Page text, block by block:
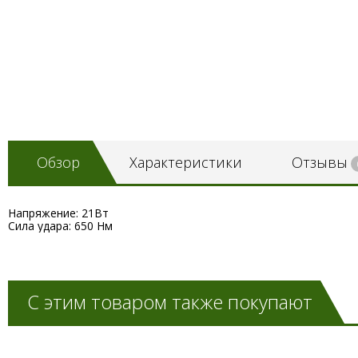
Обзор Характеристики Отзывы
Напряжение: 21Вт
Сила удара: 650 Нм
С этим товаром также покупают